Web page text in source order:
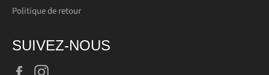
Politique de retour
SUIVEZ-NOUS
Facebook